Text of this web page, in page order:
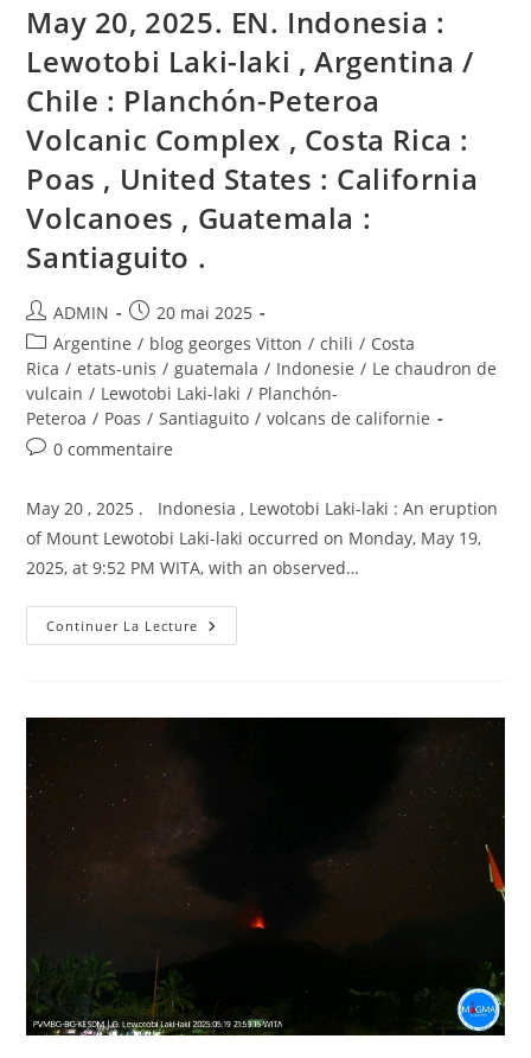
May 20, 2025. EN. Indonesia :
Lewotobi Laki-laki , Argentina /
Chile : Planchón-Peteroa
Volcanic Complex , Costa Rica :
Poas , United States : California
Volcanoes , Guatemala :
Santiaguito .
Auteur/autrice
de
la
publication :
ADMIN
Publication
publiée :
20 mai 2025
Post
category:
Argentine / blog georges Vitton / chili / Costa
Rica / etats-unis / guatemala / Indonesie / Le chaudron de
vulcain / Lewotobi Laki-laki / Planchón-
Peteroa / Poas / Santiaguito / volcans de californie
Commentaires
publication :
0 commentaire
May 20 , 2025 . Indonesia , Lewotobi Laki-laki : An eruption
of Mount Lewotobi Laki-laki occurred on Monday, May 19,
2025, at 9:52 PM WITA, with an observed…
Continuer La Lecture May
20,
Lewotobi
Volcanic
Complex
Rica
United
States